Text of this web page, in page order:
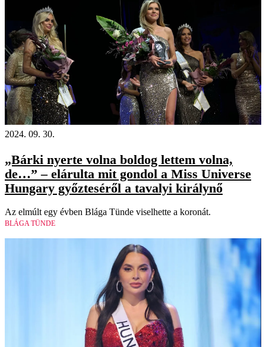
2024. 09. 30.
„Bárki nyerte volna boldog lettem volna,
de…” – elárulta mit gondol a Miss Universe
Hungary győzteséről a tavalyi királynő
Az elmúlt egy évben Blága Tünde viselhette a koronát.
BLÁGA TÜNDE